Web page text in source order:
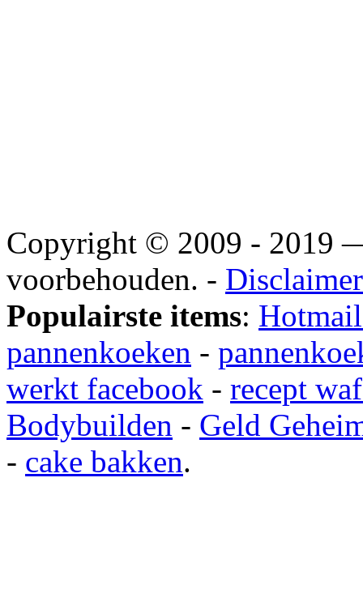
Copyright © 2009 - 2019
voorbehouden. - Disclaimer
Populairste items:
pannenkoeken -
werkt facebook - recept
Bodybuilden - Geld
- cake bakken.